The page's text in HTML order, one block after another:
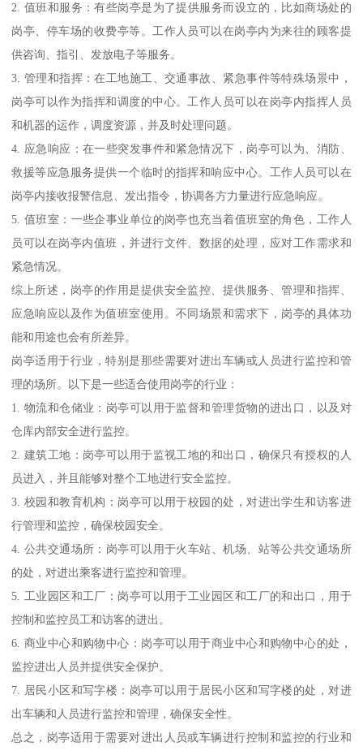
2. 值班和服务：有些岗亭是为了提供服务而设立的，比如商场处的
岗亭、停车场的收费亭等。工作人员可以在岗亭内为来往的顾客提
供咨询、指引、发放电子等服务。
3. 管理和指挥：在工地施工、交通事故、紧急事件等特殊场景中，
岗亭可以作为指挥和调度的中心。工作人员可以在岗亭内指挥人员
和机器的运作，调度资源，并及时处理问题。
4. 应急响应：在一些突发事件和紧急情况下，岗亭可以为、消防、
救援等应急服务提供一个临时的指挥和响应中心。工作人员可以在
岗亭内接收报警信息、发出指令，协调各方力量进行应急响应。
5. 值班室：一些企事业单位的岗亭也充当着值班室的角色，工作人
员可以在岗亭内值班，并进行文件、数据的处理，应对工作需求和
紧急情况。
综上所述，岗亭的作用是提供安全监控、提供服务、管理和指挥、
应急响应以及作为值班室使用。不同场景和需求下，岗亭的具体功
能和用途也会有所差异。
岗亭适用于行业，特别是那些需要对进出车辆或人员进行监控和管
理的场所。以下是一些适合使用岗亭的行业：
1. 物流和仓储业：岗亭可以用于监督和管理货物的进出口，以及对
仓库内部安全进行监控。
2. 建筑工地：岗亭可以用于监视工地的和出口，确保只有授权的人
员进入，并且能够对整个工地进行安全监控。
3. 校园和教育机构：岗亭可以用于校园的处，对进出学生和访客进
行管理和监控，确保校园安全。
4. 公共交通场所：岗亭可以用于火车站、机场、站等公共交通场所
的处，对进出乘客进行监控和管理。
5. 工业园区和工厂：岗亭可以用于工业园区和工厂的和出口，用于
控制和监控员工和访客的进出。
6. 商业中心和购物中心：岗亭可以用于商业中心和购物中心的处，
监控进出人员并提供安全保护。
7. 居民小区和写字楼：岗亭可以用于居民小区和写字楼的处，对进
出车辆和人员进行监控和管理，确保安全性。
总之，岗亭适用于需要对进出人员或车辆进行控制和监控的行业和